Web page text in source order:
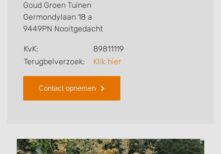
contact met ons op en laat ons uw droomtuin
realiseren.
Goud Groen Tuinen
Germondylaan 18 a
9449PN Nooitgedacht
KvK:
89811119
Terugbelverzoek:
Klik hier
Contact opnemen